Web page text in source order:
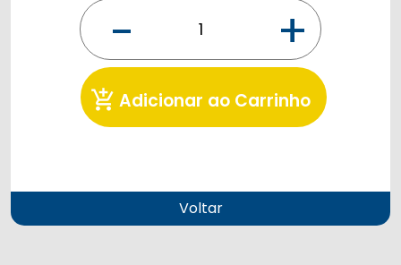
- +
add_shopping_cart Adicionar ao Carrinho
Voltar